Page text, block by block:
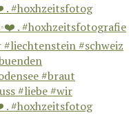
. #hoxhzeitsfotog
. #hoxhzeitsfotog